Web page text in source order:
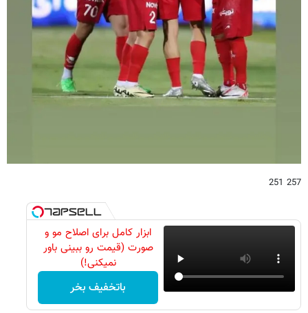
257 251
ابزار کامل برای اصلاح مو و
صورت (قیمت رو ببینی باور
نمیکنی!)
باتخفیف بخر